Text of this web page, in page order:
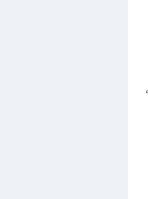
يمكن استخدام `auth()->user()` في أي مكان في التطبيق، بما في ذلك الملفات العادية والـ controllers والـ views،